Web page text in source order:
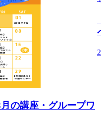
の講座・グループワ